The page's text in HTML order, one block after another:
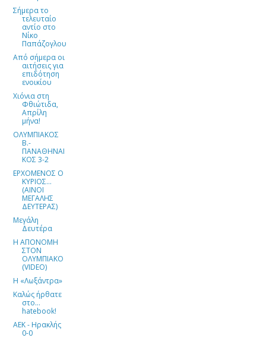
Σήμερα το
τελευταίο
αντίο στο
Νίκο
Παπάζογλου
Από σήμερα οι
αιτήσεις για
επιδότηση
ενοικίου
Χιόνια στη
Φθιώτιδα,
Απρίλη
μήνα!
OΛΥΜΠΙΑΚΟΣ
Β.-
ΠΑΝΑΘΗΝΑΙ
ΚΟΣ 3-2
ΕΡΧΟΜΕΝΟΣ Ο
ΚΥΡΙΟΣ...
(ΑΙΝΟΙ
ΜΕΓΑΛΗΣ
ΔΕΥΤΕΡΑΣ)
Μεγάλη
Δευτέρα
Η ΑΠΟΝΟΜΗ
ΣΤΟΝ
OΛΥΜΠΙΑΚΟ
(VIDEO)
Η «Λωξάντρα»
Καλώς ήρθατε
στο…
hatebook!
ΑΕΚ - Ηρακλής
0-0